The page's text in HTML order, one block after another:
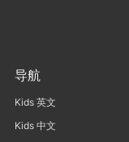
导航
Kids 英文
Kids 中文